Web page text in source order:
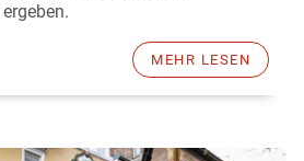
MEHR LESEN